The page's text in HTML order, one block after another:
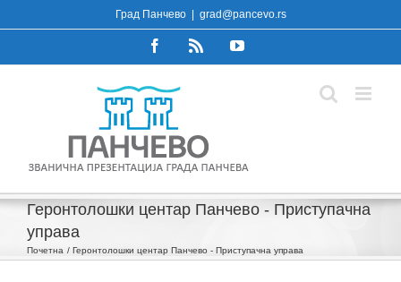
to
Град Панчево grad@pancevo.rs
FacebookRss YouTube
Геронтолошки центар Панчево - Приступачна
управа
Почетна Геронтолошки центар Панчево - Приступачна управа